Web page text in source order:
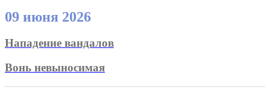
09 июня 2026
Нападение вандалов
Вонь невыносимая